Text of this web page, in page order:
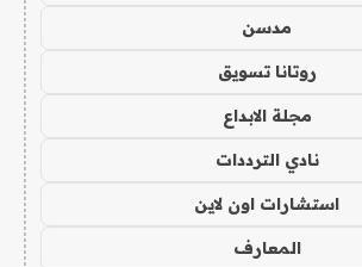
مدسن
روتانا تسويق
مجلة الابداع
نادي الترددات
استشارات اون لاين
المعارف